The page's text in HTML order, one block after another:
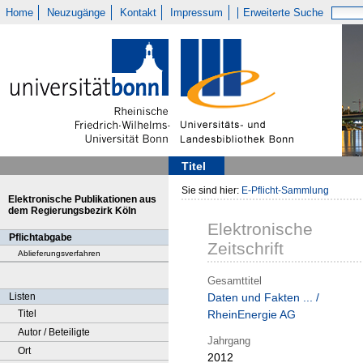
Home Neuzugänge Kontakt Impressum Erweiterte Suche
Titel
Elektronische Publikationen aus
dem Regierungsbezirk Köln
Pflichtabgabe
Ablieferungsverfahren
Listen
Titel
Autor / Beteiligte
Ort
Sie sind hier: E-Pflicht-Sammlung
Elektronische
Zeitschrift
Gesamttitel
Daten und Fakten ... /
RheinEnergie AG
Jahrgang
2012